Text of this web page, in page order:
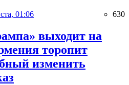
01:06 630
выходит на
торопит
изменить